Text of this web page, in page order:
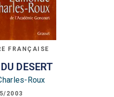
FRANÇAISE
DESERT
Roux
2003